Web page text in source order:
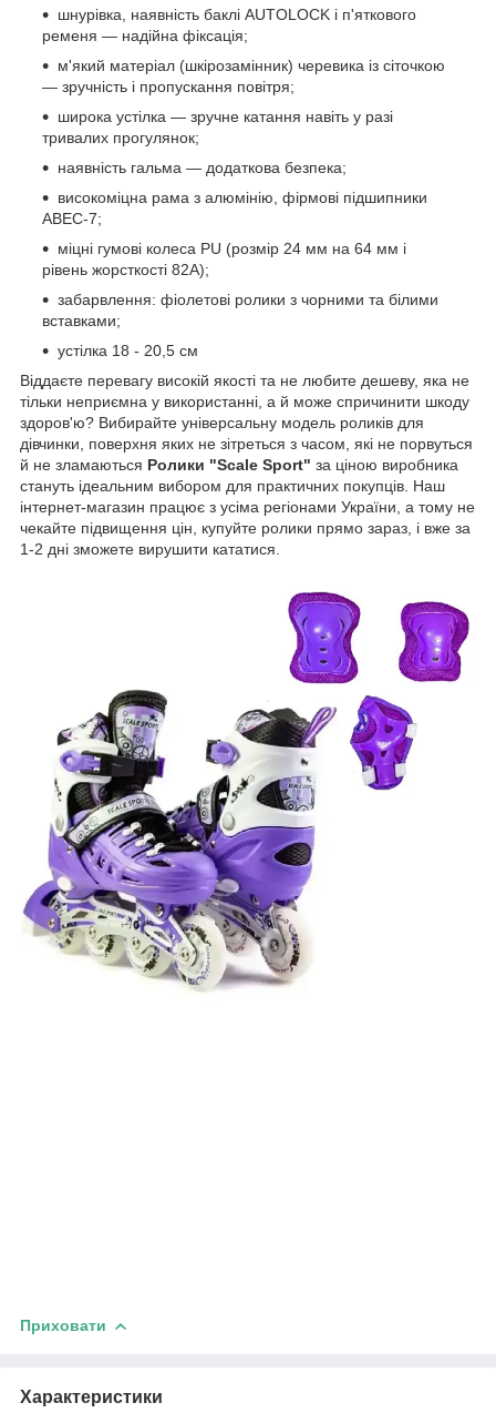
шнурівка, наявність баклі AUTOLOCK і п'яткового
ременя — надійна фіксація;
м'який матеріал (шкірозамінник) черевика із сіточкою
— зручність і пропускання повітря;
широка устілка — зручне катання навіть у разі
тривалих прогулянок;
наявність гальма — додаткова безпека;
високоміцна рама з алюмінію, фірмові підшипники
ABEC-7;
міцні гумові колеса PU (розмір 24 мм на 64 мм і
рівень жорсткості 82A);
забарвлення: фіолетові ролики з чорними та білими
вставками;
устілка 18 - 20,5 см
Віддаєте перевагу високій якості та не любите дешеву, яка не
тільки неприємна у використанні, а й може спричинити шкоду
здоров'ю? Вибирайте універсальну модель роликів для
дівчинки, поверхня яких не зітреться з часом, які не порвуться
й не зламаються Ролики "Scale Sport" за ціною виробника
стануть ідеальним вибором для практичних покупців. Наш
інтернет-магазин працює з усіма регіонами України, а тому не
чекайте підвищення цін, купуйте ролики прямо зараз, і вже за
1-2 дні зможете вирушити кататися.
Приховати
Характеристики